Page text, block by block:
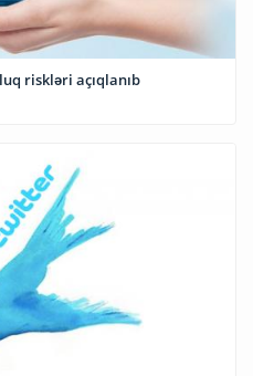
riskləri açıqlanıb